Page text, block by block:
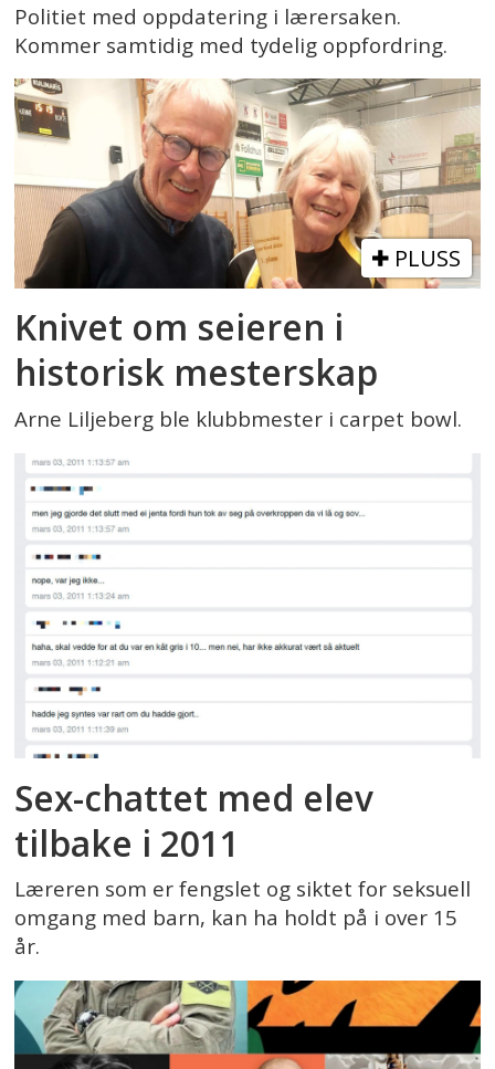
Politiet med oppdatering i lærersaken.
Kommer samtidig med tydelig oppfordring.
PLUSS
Knivet om seieren i
historisk mesterskap
Arne Liljeberg ble klubbmester i carpet bowl.
Sex-chattet med elev
tilbake i 2011
Læreren som er fengslet og siktet for seksuell
omgang med barn, kan ha holdt på i over 15
år.